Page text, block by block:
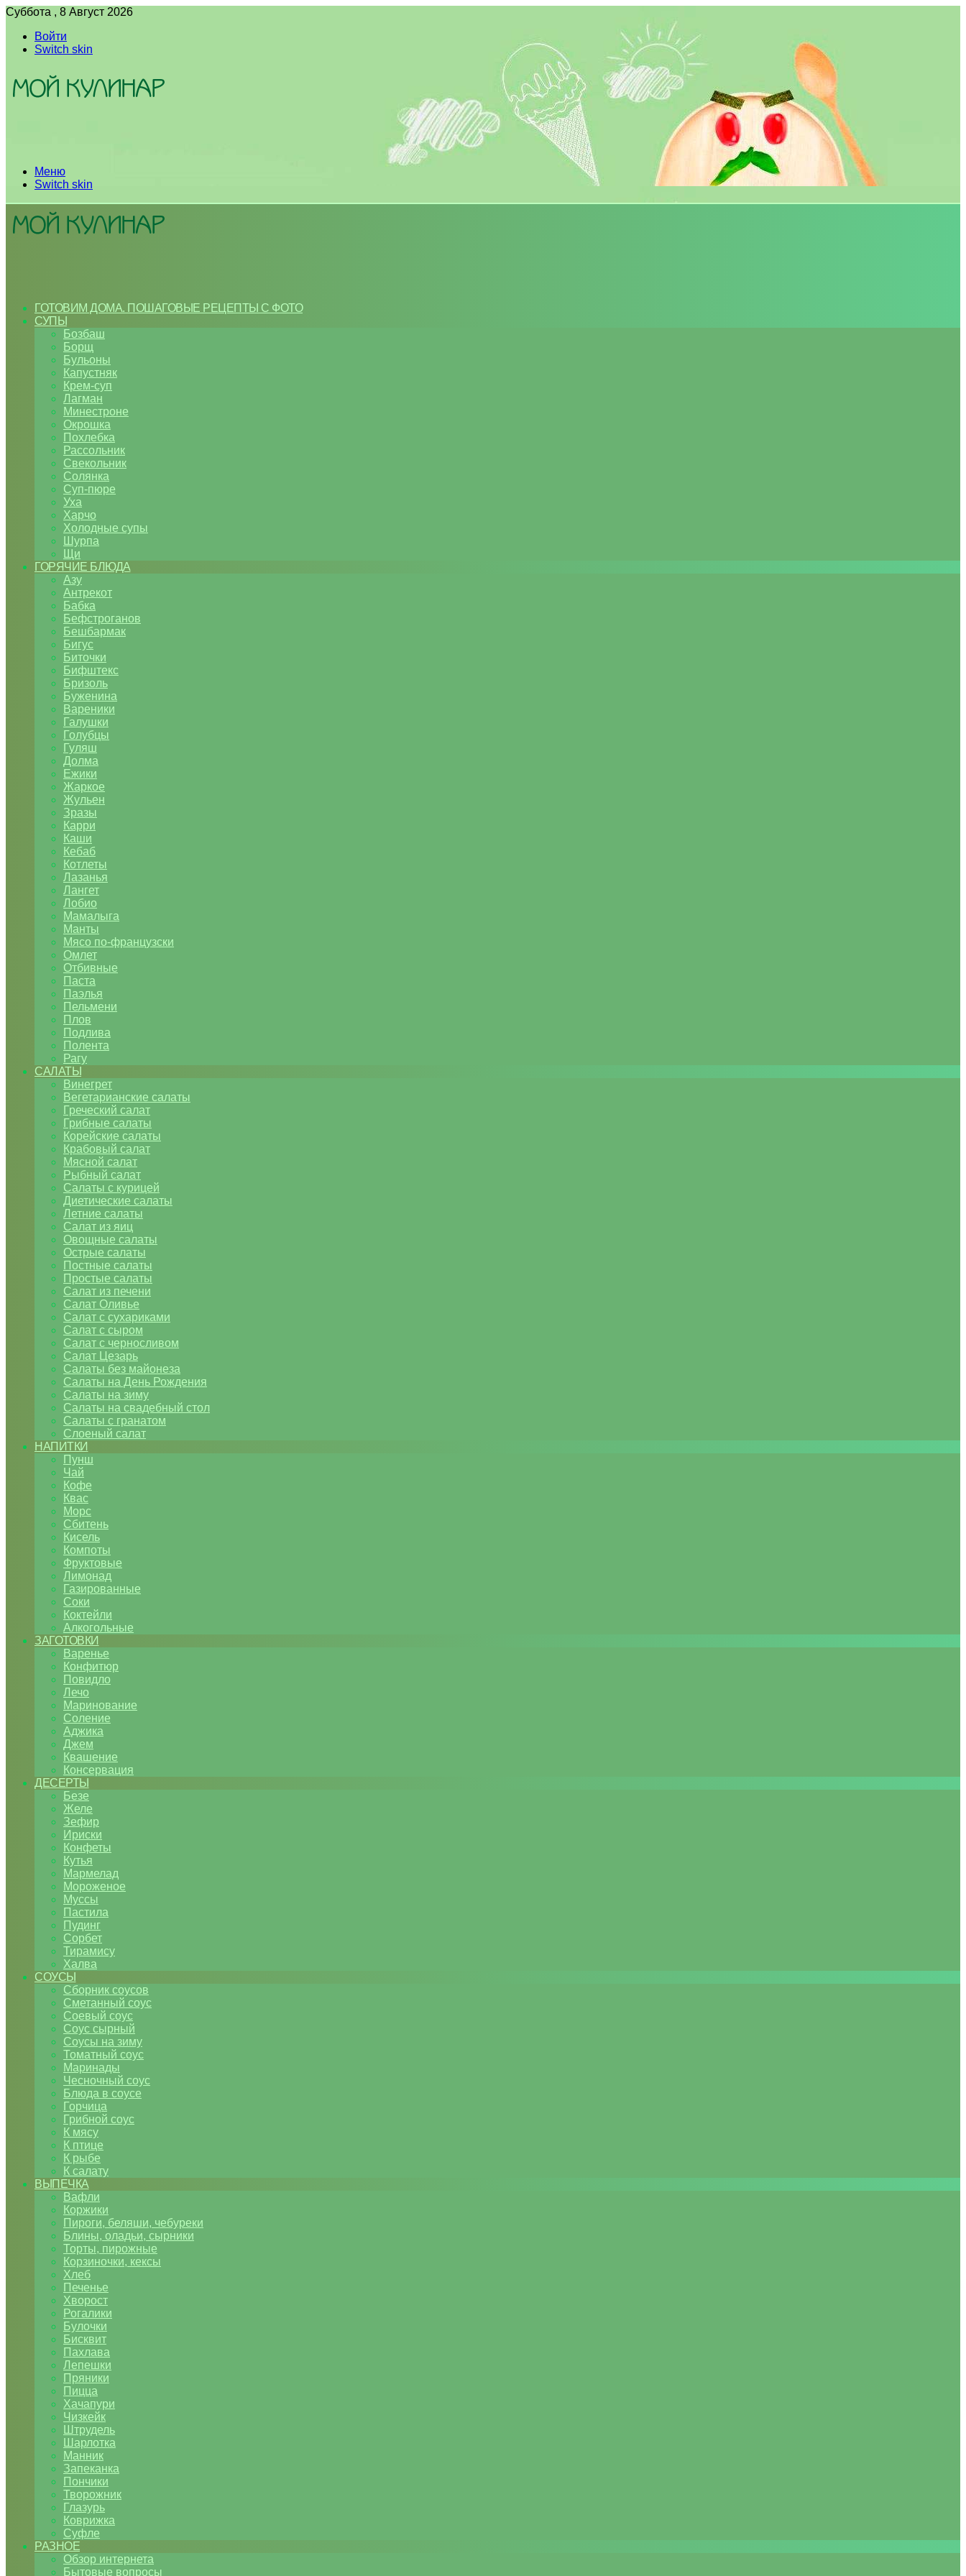
Суббота , 8 Август 2026
Войти
Switch skin
Меню
Switch skin
ГОТОВИМ ДОМА. ПОШАГОВЫЕ РЕЦЕПТЫ С ФОТО
СУПЫ
Бозбаш
Борщ
Бульоны
Капустняк
Крем-суп
Лагман
Минестроне
Окрошка
Похлебка
Рассольник
Свекольник
Солянка
Суп-пюре
Уха
Харчо
Холодные супы
Шурпа
Щи
ГОРЯЧИЕ БЛЮДА
Азу
Антрекот
Бабка
Бефстроганов
Бешбармак
Бигус
Биточки
Бифштекс
Бризоль
Буженина
Вареники
Галушки
Голубцы
Гуляш
Долма
Ежики
Жаркое
Жульен
Зразы
Карри
Каши
Кебаб
Котлеты
Лазанья
Лангет
Лобио
Мамалыга
Манты
Мясо по-французски
Омлет
Отбивные
Паста
Паэлья
Пельмени
Плов
Подлива
Полента
Рагу
САЛАТЫ
Винегрет
Вегетарианские салаты
Греческий салат
Грибные салаты
Корейские салаты
Крабовый салат
Мясной салат
Рыбный салат
Салаты с курицей
Диетические салаты
Летние салаты
Салат из яиц
Овощные салаты
Острые салаты
Постные салаты
Простые салаты
Салат из печени
Салат Оливье
Салат с сухариками
Салат с сыром
Салат с черносливом
Салат Цезарь
Салаты без майонеза
Салаты на День Рождения
Салаты на зиму
Салаты на свадебный стол
Салаты с гранатом
Слоеный салат
НАПИТКИ
Пунш
Чай
Кофе
Квас
Морс
Сбитень
Кисель
Компоты
Фруктовые
Лимонад
Газированные
Соки
Коктейли
Алкогольные
ЗАГОТОВКИ
Варенье
Конфитюр
Повидло
Лечо
Маринование
Соление
Аджика
Джем
Квашение
Консервация
ДЕСЕРТЫ
Безе
Желе
Зефир
Ириски
Конфеты
Кутья
Мармелад
Мороженое
Муссы
Пастила
Пудинг
Сорбет
Тирамису
Халва
СОУСЫ
Сборник соусов
Сметанный соус
Соевый соус
Соус сырный
Соусы на зиму
Томатный соус
Маринады
Чесночный соус
Блюда в соусе
Горчица
Грибной соус
К мясу
К птице
К рыбе
К салату
ВЫПЕЧКА
Вафли
Коржики
Пироги, беляши, чебуреки
Блины, оладьи, сырники
Торты, пирожные
Корзиночки, кексы
Хлеб
Печенье
Хворост
Рогалики
Булочки
Бисквит
Пахлава
Лепешки
Пряники
Пицца
Хачапури
Чизкейк
Штрудель
Шарлотка
Манник
Запеканка
Пончики
Творожник
Глазурь
Коврижка
Суфле
РАЗНОЕ
Обзор интернета
Бытовые вопросы